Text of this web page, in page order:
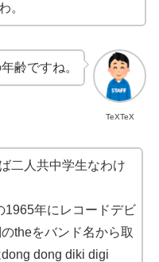
。
TeXTeX
齢ですね。
二人共中学生なわけ
1965年にレコードデビ
theをバンド名から取
dong diki digi